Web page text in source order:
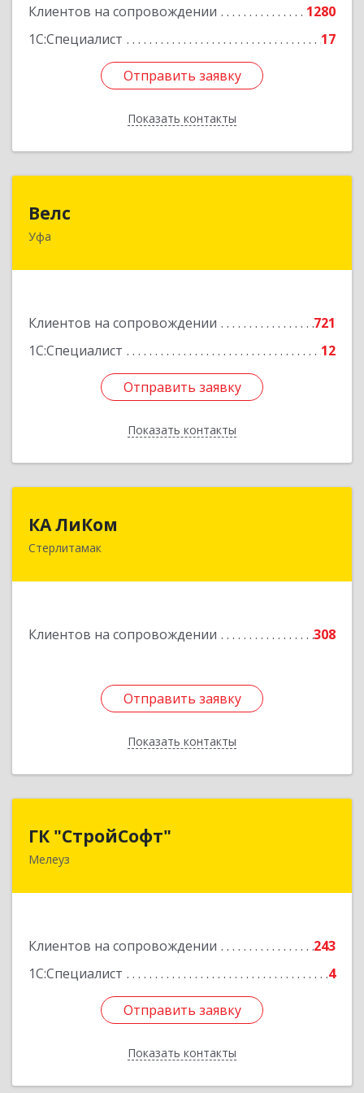
Клиентов на сопровождении
1280
1С:Специалист
17
Отправить заявку
Показать контакты
Отправить заявку
Назад
Велс
Уфа
Клиентов на сопровождении
721
1С:Специалист
12
Отправить заявку
Показать контакты
450071, Башкортостан Респ, Уфа г, 50 лет СССР
Отправить заявку
Назад
КА ЛиКом
Стерлитамак
Клиентов на сопровождении 308
Отправить заявку
Показать контакты
453115, Башкортостан Респ, г.о. город
Подробнее
Отправить заявку
Назад
ГК "СтройСофт"
Мелеуз
Клиентов на сопровождении
243
1С:Специалист
4
Отправить заявку
Показать контакты
453852, Башкортостан Респ, Мелеуз г, Ленина
Отправить заявку
Назад